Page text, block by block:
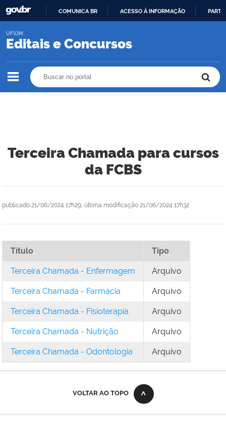
O
COMUNICA BR ACESSO À INFORMAÇÃO
Editais e Concursos
UFVJM
Terceira Chamada para cursos
da FCBS
publicado 21/06/2024 17h29, última modificação 21/06/2024 17h32
Título Tipo
Terceira Chamada - Enfermagem Arquivo
Terceira Chamada - Farmácia Arquivo
Terceira Chamada - Fisioterapia Arquivo
Terceira Chamada - Nutrição Arquivo
Terceira Chamada - Odontologia Arquivo
VOLTAR AO TOPO